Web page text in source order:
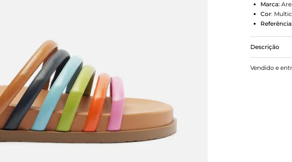
Marca:
Cor:
Referência:
Descrição
Rasteira
formato
Vendido e